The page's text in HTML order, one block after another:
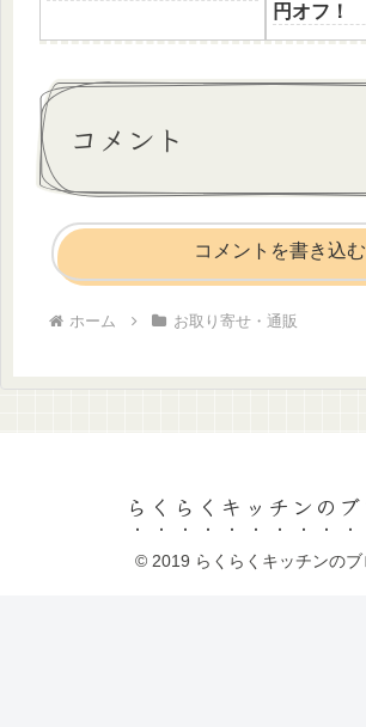
円オフ！
コメント
コメントを書き込む
ホーム お取り寄せ・通販
らくらくキッチンの
© 2019 らくらくキッチンのブ